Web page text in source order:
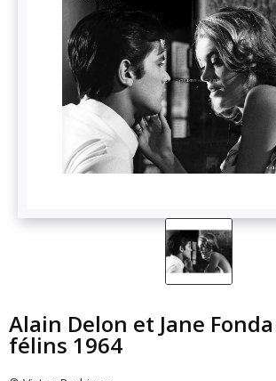
Alain Delon et Jane Fonda
félins 1964